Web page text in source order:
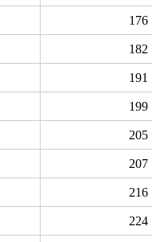
176
182
191
199
205
207
216
224